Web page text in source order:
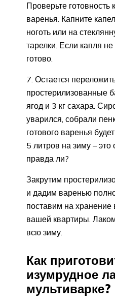
Проверьте готовность
варенья. Капните
ноготь или на
тарелки. Если капля
готово.
7. Остается
простерилизованные
ягод и 3 кг сахара.
уварился, собрали
готового варенья
5 литров на зиму –
правда ли?
Закрутим
и дадим варенью
поставим на хранение
вашей квартиры.
всю зиму.
Как
изумрудное
мультиварке?